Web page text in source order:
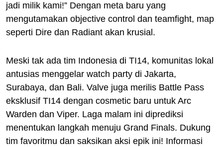
jadi milik kami!” Dengan meta baru yang
mengutamakan objective control dan teamfight, map
seperti Dire dan Radiant akan krusial.
Meski tak ada tim Indonesia di TI14, komunitas lokal
antusias menggelar watch party di Jakarta,
Surabaya, dan Bali. Valve juga merilis Battle Pass
eksklusif TI14 dengan cosmetic baru untuk Arc
Warden dan Viper. Laga malam ini diprediksi
menentukan langkah menuju Grand Finals. Dukung
tim favoritmu dan saksikan aksi epik ini! Informasi